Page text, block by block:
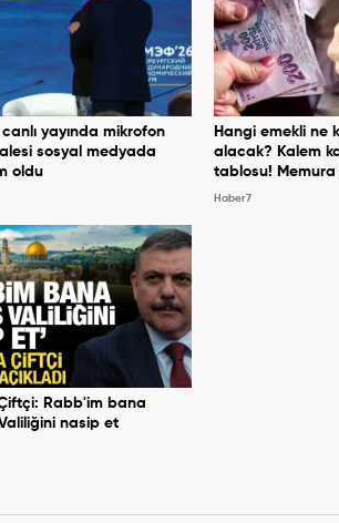
canlı yayında mikrofon
sosyal medyada
oldu
Hangi emekli ne
alacak? Kalem
tablosu!
Haber7
Rabb'im bana
nasip et